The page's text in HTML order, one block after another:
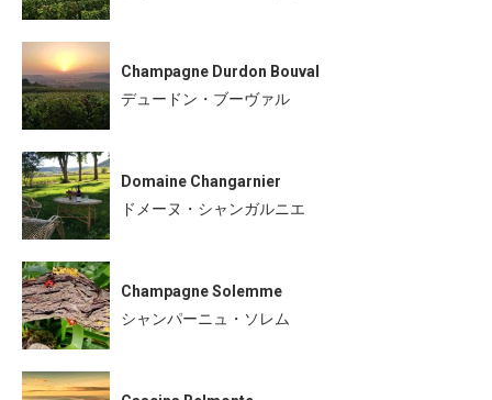
Champagne Durdon Bouval
デュードン・ブーヴァル
Domaine Changarnier
ドメーヌ・シャンガルニエ
Champagne Solemme
シャンパーニュ・ソレム